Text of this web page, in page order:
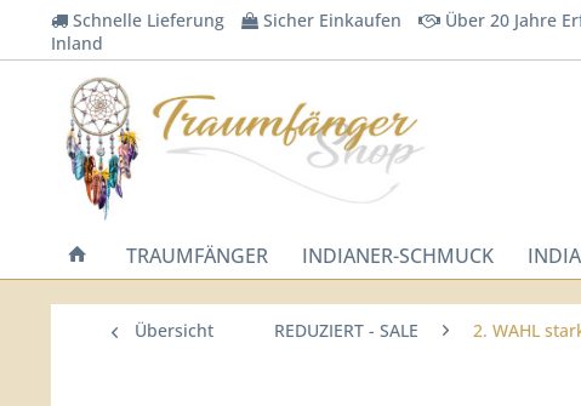
Schnelle Lieferung Sicher Einkaufen Über 20 Jahre
Inland
TRAUMFÄNGER INDIANER-SCHMUCK
Übersicht REDUZIERT - SALE 2. WAHL